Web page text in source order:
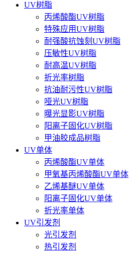
UV树脂
丙烯酸酯UV树脂
特殊应用UV树脂
耐强酸抗蚀刻UV树脂
压敏性UV树脂
耐高温UV树脂
折光率树脂
抗油耐污性UV树脂
哑光UV树脂
曝光显影UV树脂
阳离子固化UV树脂
甲油胶成品树脂
UV单体
丙烯酸酯UV单体
甲氧基丙烯酸酯UV单体
乙烯基醚UV单体
阳离子固化UV单体
折光率单体
UV引发剂
光引发剂
热引发剂